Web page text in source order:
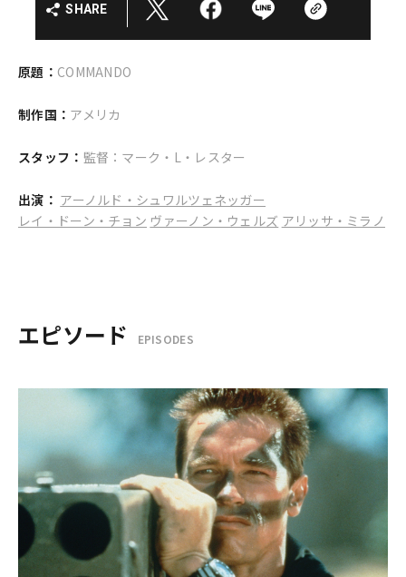
SHARE
原題： COMMANDO
制作国： アメリカ
スタッフ： 監督：マーク・L・レスター
出演： アーノルド・シュワルツェネッガー
レイ・ドーン・チョン ヴァーノン・ウェルズ アリッサ・ミラノ
エピソード EPISODES